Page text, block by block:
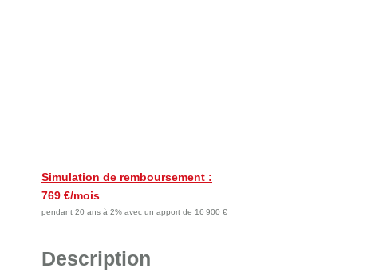
Simulation de remboursement :
769 €/mois
pendant 20 ans à 2% avec un apport de 16 900 €
Description